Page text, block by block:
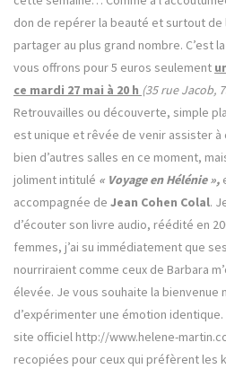
don de repérer la beauté et surtout
partager au plus grand nombre. C’est
vous offrons pour 5 euros seulement
ce mardi 27 mai à 20 h (35 rue Jacob,
Retrouvailles ou découverte, simple
est unique et rêvée de venir assister
bien d’autres salles en ce moment,
joliment intitulé « Voyage en Hélénie »,
accompagnée de Jean Cohen Colal.
d’écouter son livre audio, réédité en
femmes, j’ai su immédiatement que
nourriraient comme ceux de Barbara
élevée. Je vous souhaite la bienvenue
d’expérimenter une émotion
site officiel http://www.helene-
recopiées pour ceux qui préfèrent les